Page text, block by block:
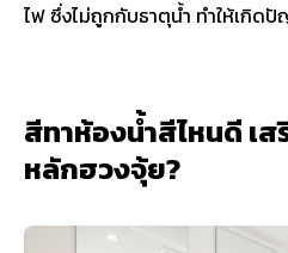
ไฟ ซึ่งไม่ถูกกับธาตุน้ำ ทำให้เกิด
สีทาห้องน้ำสีไหนดี เ
หลักฮวงจุ้ย?